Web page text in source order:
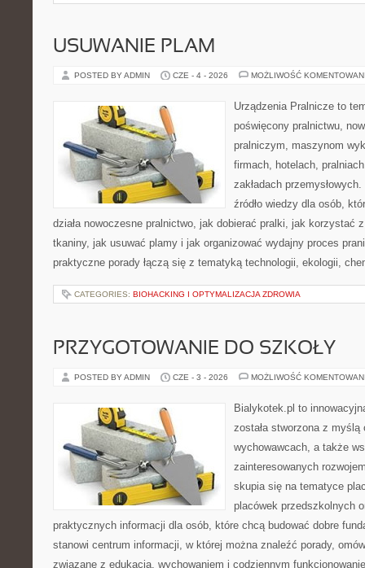
USUWANIE PLAM
POSTED BY ADMIN CZE - 4 - 2026 MOŻLIWOŚĆ
Urządzenia Pralnicze to
poświęcony pralnictwu,
pralniczym, maszynom
firmach, hotelach,
zakładach
źródło wiedzy dla osób,
działa nowoczesne pralnictwo, jak dobierać pralki, jak korzystać
tkaniny, jak usuwać plamy i jak organizować wydajny proces
praktyczne porady łączą się z tematyką technologii, ekologii,
CATEGORIES: BIOHACKING I OPTYMALIZACJA ZDROWIA
PRZYGOTOWANIE DO SZKOŁY
POSTED BY ADMIN CZE - 3 - 2026 MOŻLIWOŚĆ
Bialykotek.pl to
została stworzona z myślą
wychowawcach, a także
zainteresowanych
skupia się na tematyce
placówek przedszkolnych
praktycznych informacji dla osób, które chcą budować dobre
stanowi centrum informacji, w której można znaleźć porady,
związane z edukacją, wychowaniem i codziennym